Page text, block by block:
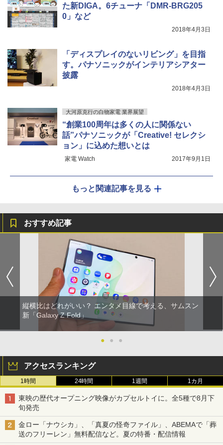
た新DIGA。6チューナ「DMR-BRG205
0」など
2018年4月3日
「ディスプレイのないリビング」を目指
す。パナソニックがインテリアシアター
披露
2018年4月3日
大河原克行の白物家電 業界展望
“創業100周年は多くの人に関係ない
話”パナソニックが「Creative! セレクシ
ョン」に込めた想いとは
家電 Watch 2017年9月1日
もっと関連記事を見る
おすすめ記事
縦横比はどれがいい？ エンタメ目線で考える、サムスン
新「Galaxy Z Fold」
● ● ●
アクセスランキング
1時間 24時間 1週間 1カ月
東映の歴代オープニング映像がカプセルトイに。全5種で8月下
旬発売
金ロー「ナウシカ」、「真夏の怪奇ファイル」、ABEMAで「葬
送のフリーレン」無料配信など。夏の特番・配信情報